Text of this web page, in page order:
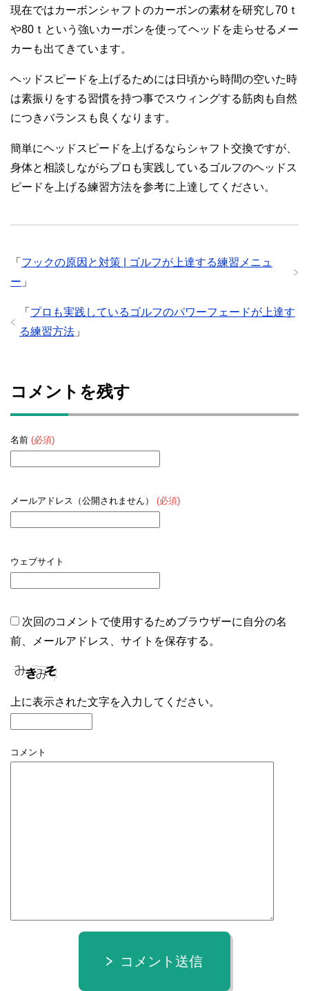
現在ではカーボンシャフトのカーボンの素材を研究し70ｔ
や80ｔという強いカーボンを使ってヘッドを走らせるメー
カーも出てきています。
ヘッドスピードを上げるためには日頃から時間の空いた時
は素振りをする習慣を持つ事でスウィングする筋肉も自然
につきバランスも良くなります。
簡単にヘッドスピードを上げるならシャフト交換ですが、
身体と相談しながらプロも実践しているゴルフのヘッドス
ピードを上げる練習方法を参考に上達してください。
「 フックの原因と対策 | ゴルフが上達する練習メニュ
ー 」
「 プロも実践しているゴルフのパワーフェードが上達す
る練習方法 」
コメントを残す
名前 (必須)
メールアドレス（公開されません） (必須)
ウェブサイト
次回のコメントで使用するためブラウザーに自分の名
前、メールアドレス、サイトを保存する。
上に表示された文字を入力してください。
コメント
コメント送信